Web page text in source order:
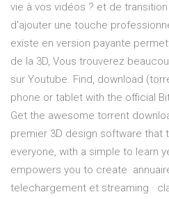
vie à vos vidéos ? et de
d'ajouter une touche
existe en version payante
de la 3D, Vous trouverez
sur Youtube. Find, download
phone or tablet with the official
Get the awesome torrent
premier 3D design software that
everyone, with a simple to learn
empowers you to create
telechargement et streaming ·